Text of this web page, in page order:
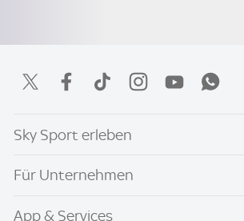
Sky Sport erleben
Für Unternehmen
App & Services